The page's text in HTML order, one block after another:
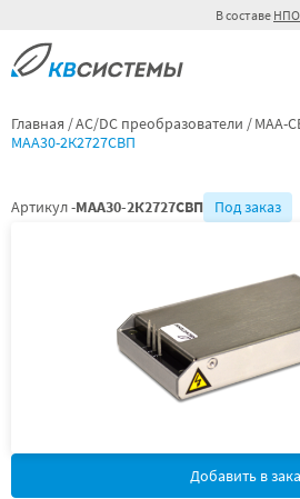
В составе НПО
Главная AC/DC преобразователи МАА-
МАА30-2К2727СВП
Артикул -МАА30-2К2727СВП Под заказ
Добавить в